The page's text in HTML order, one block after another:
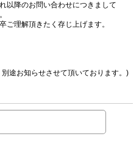
以降のお問い合わせにつきまして
ご理解頂きたく存じ上げます。
途お知らせさせて頂いております。)